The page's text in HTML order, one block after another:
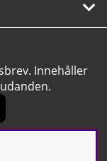
Innehåller